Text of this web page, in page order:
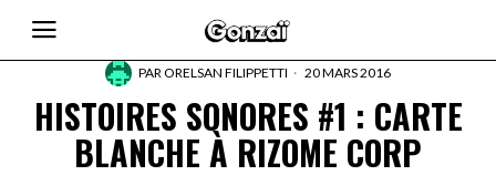
PARORELSAN FILIPPETTI 20 MARS 2016
HISTOIRES SONORES #1 : CARTE
BLANCHE À RIZOME CORP